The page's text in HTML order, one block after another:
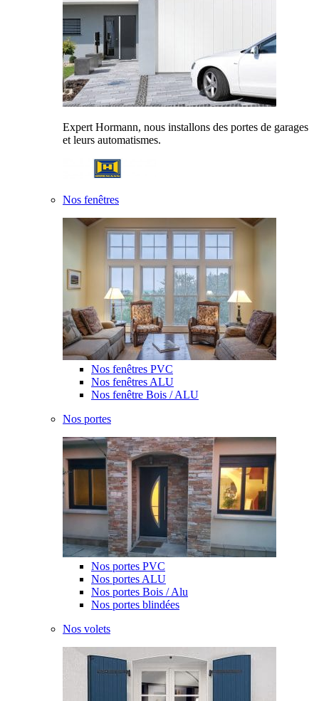
Expert Hormann, nous installons des portes de garages
et leurs automatismes.
Nos fenêtres
Nos fenêtres PVC
Nos fenêtres ALU
Nos fenêtre Bois / ALU
Nos portes
Nos portes PVC
Nos portes ALU
Nos portes Bois / Alu
Nos portes blindées
Nos volets